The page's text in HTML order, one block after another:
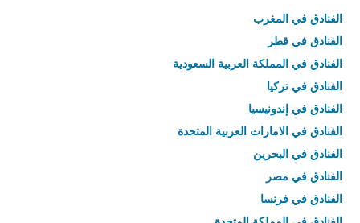
الفنادق في المغرب
الفنادق في قطر
الفنادق في المملكة العربية السعودية
الفنادق في تركيا
الفنادق في إندونيسيا
الفنادق في الامارات العربية المتحدة
الفنادق في البحرين
الفنادق في مصر
الفنادق في فرنسا